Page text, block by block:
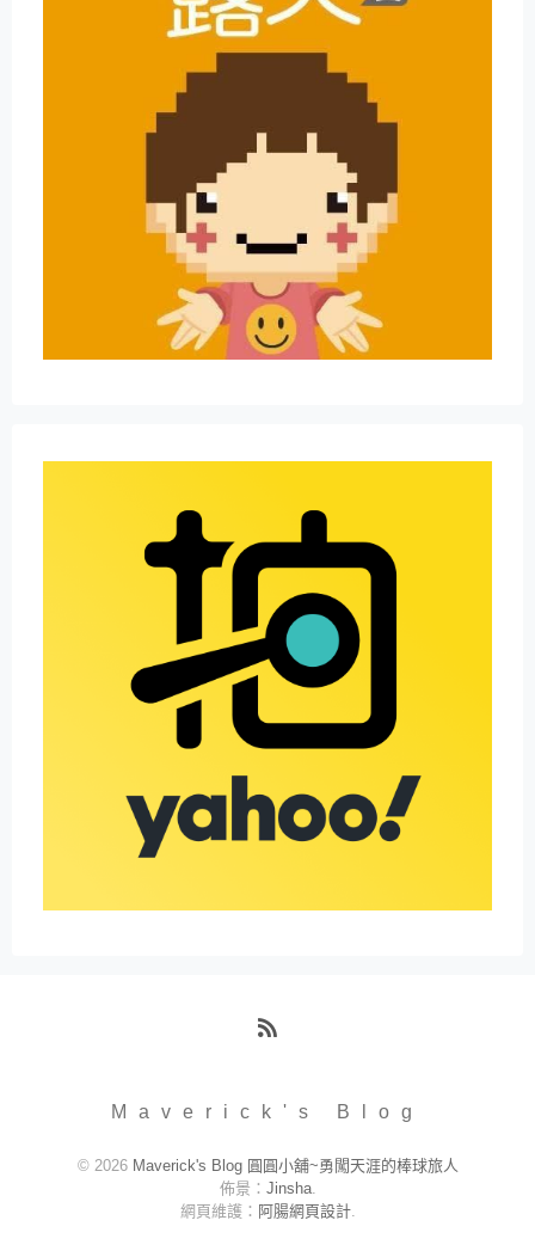
Maverick's Blog
© 2026 Maverick's Blog 圓圓小舖~勇闖天涯的棒球旅人
佈景： Jinsha.
網頁維護： 阿腸網頁設計.